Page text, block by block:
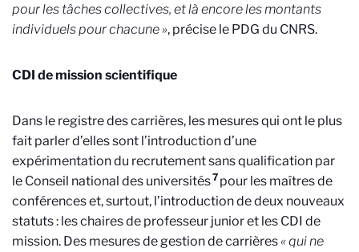
pour les tâches collectives, et là encore les montants
individuels pour chacune », précise le PDG du CNRS.
CDI de mission scientifique
Dans le registre des carrières, les mesures qui ont le plus
fait parler d’elles sont l’introduction d’une
expérimentation du recrutement sans qualification par
le Conseil national des universités7 pour les maîtres de
conférences et, surtout, l’introduction de deux nouveaux
statuts : les chaires de professeur junior et les CDI de
mission. Des mesures de gestion de carrières« qui ne